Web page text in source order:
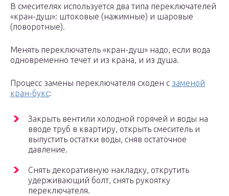
В смесителях используется два типа переключателей
«кран-душ»: штоковые (нажимные) и шаровые
(поворотные).
Менять переключатель «кран-душ» надо, если вода
одновременно течет и из крана, и из душа.
Процесс замены переключателя сходен с заменой
кран-букс:
Закрыть вентили холодной горячей и воды на
вводе труб в квартиру, открыть смеситель и
выпустить остатки воды, сняв остаточное
давление.
Снять декоративную накладку, открутить
удерживающий болт, снять рукоятку
переключателя.